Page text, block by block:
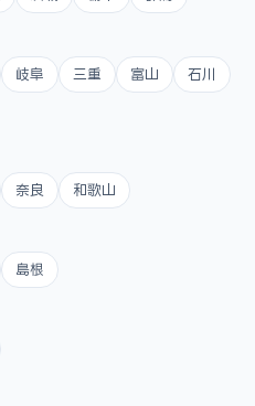
岐阜 三重 富山 石川
奈良 和歌山
島根